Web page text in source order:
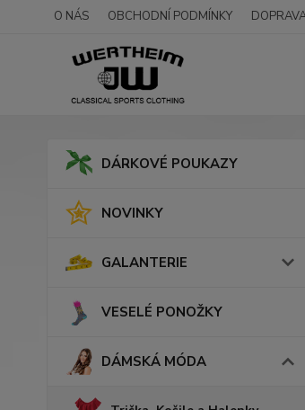
O NÁS OBCHODNÍ PODMÍNKY
DÁRKOVÉ POUKAZY
NOVINKY
GALANTERIE
VESELÉ PONOŽKY
DÁMSKÁ MÓDA